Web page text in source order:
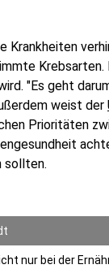
Krankheiten
"Es geht
weist der
Prioritäten
sollten.
nur bei der